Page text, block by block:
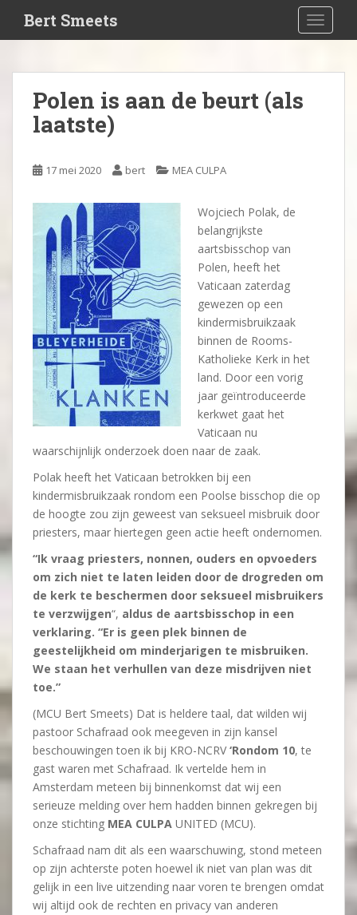
i
Bert Smeets
Polen is aan de beurt (als
laatste)
17 mei 2020 bert MEA CULPA
Wojciech Polak, de
belangrijkste
aartsbisschop van
Polen, heeft het
Vaticaan zaterdag
gewezen op een
kindermisbruikzaak
binnen de Rooms-
Katholieke Kerk in het
land. Door een vorig
jaar geïntroduceerde
kerkwet gaat het
Vaticaan nu
waarschijnlijk onderzoek doen naar de zaak.
Polak heeft het Vaticaan betrokken bij een
kindermisbruikzaak rondom een Poolse bisschop die op
de hoogte zou zijn geweest van seksueel misbruik door
priesters, maar hiertegen geen actie heeft ondernomen.
“Ik vraag priesters, nonnen, ouders en opvoeders
om zich niet te laten leiden door de drogreden om
de kerk te beschermen door seksueel misbruikers
te verzwijgen“, aldus de aartsbisschop in een
verklaring. “Er is geen plek binnen de
geestelijkheid om minderjarigen te misbruiken.
We staan het verhullen van deze misdrijven niet
toe.”
(MCU Bert Smeets) Dat is heldere taal, dat wilden wij
pastoor Schafraad ook meegeven in zijn kansel
beschouwingen toen ik bij KRO-NCRV‘Rondom 10, te
gast waren met Schafraad. Ik vertelde hem in
Amsterdam meteen bij binnenkomst dat wij een
serieuze melding over hem hadden binnen gekregen bij
onze stichting MEA CULPA UNITED (MCU).
Schafraad nam dit als een waarschuwing, stond meteen
op zijn achterste poten hoewel ik niet van plan was dit
gelijk in een live uitzending naar voren te brengen omdat
wij altijd ook de rechten en privacy van anderen